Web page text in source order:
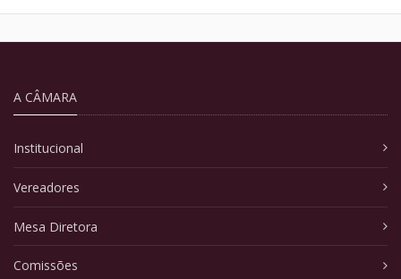
A CÂMARA
Institucional
Vereadores
Mesa Diretora
Comissões